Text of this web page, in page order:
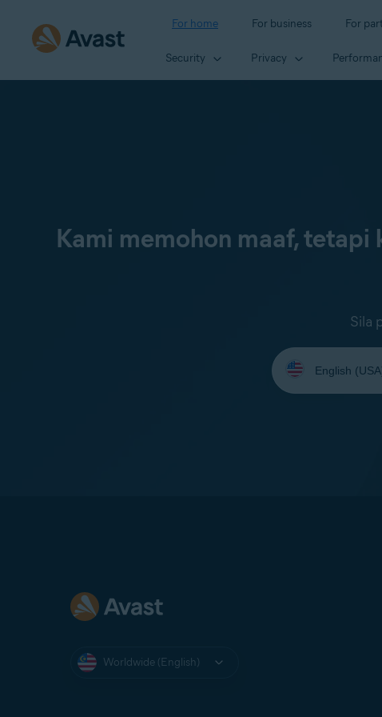
For home For business For
Security Privacy
Kami memohon maaf,
Sila
Select
your
language:
Worldwide (English)